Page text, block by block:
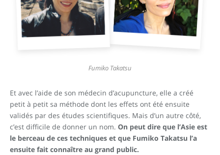
Fumiko Takatsu
Et avec l’aide de son médecin d’acupuncture, elle a créé
petit à petit sa méthode dont les effets ont été ensuite
validés par des études scientifiques. Mais d’un autre côté,
c’est difficile de donner un nom. On peut dire que l’Asie est
le berceau de ces techniques et que Fumiko Takatsu l’a
ensuite fait connaître au grand public.